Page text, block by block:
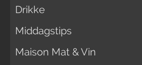
Drikke
Middagstips
Maison Mat & Vin